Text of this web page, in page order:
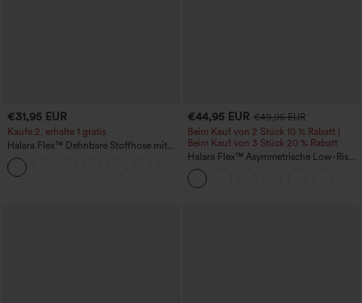
€31,95 EUR
Kaufe 2, erhalte 1 gratis
Halara Flex™ Dehnbare Stoffhose mit
hohem Bund und Seitentasche hinten
€44,95 EUR €49,95 EUR
Beim Kauf von 2 Stück 10 % Rabatt |
Beim Kauf von 3 Stück 20 % Rabatt
Halara Flex™ Asymmetrische Low-Rise-
Jeans mit Reißverschlusstaschen,
Baggy-Stil, weitem Bein, gewaschen,
lässig